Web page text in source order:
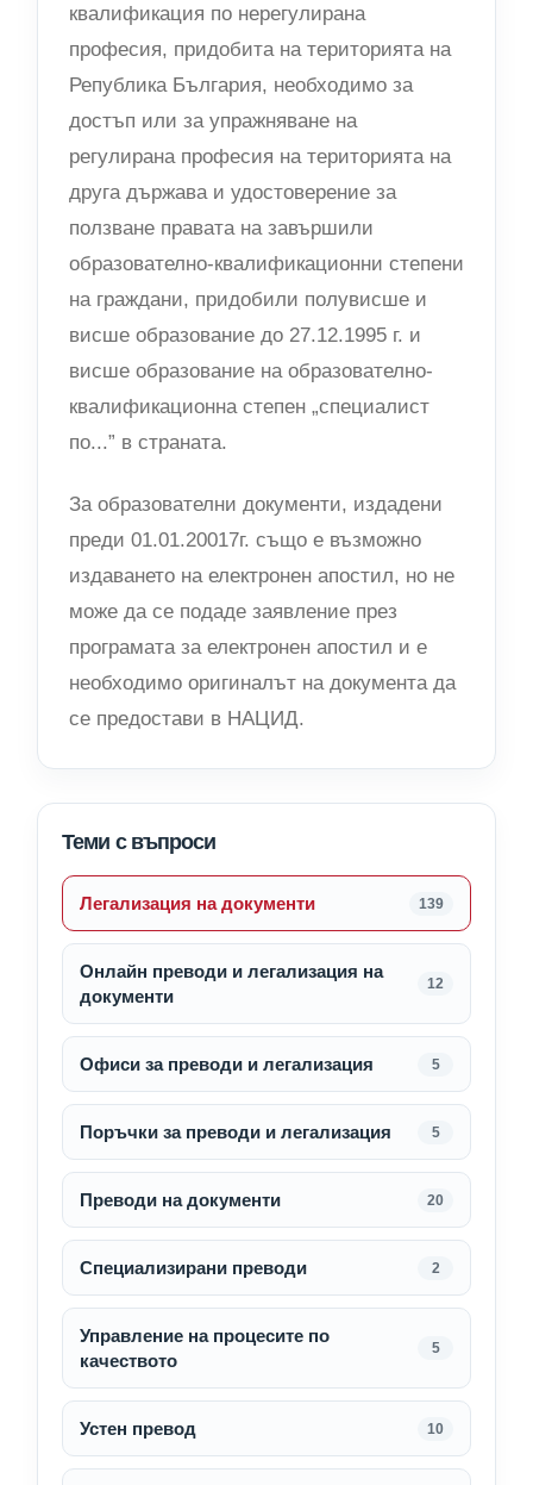
квалификация по нерегулирана
професия, придобита на територията на
Република България, необходимо за
достъп или за упражняване на
регулирана професия на територията на
друга държава и удостоверение за
ползване правата на завършили
образователно-квалификационни степени
на граждани, придобили полувисше и
висше образование до 27.12.1995 г. и
висше образование на образователно-
квалификационна степен „специалист
по...” в страната.
За образователни документи, издадени
преди 01.01.20017г. също е възможно
издаването на електронен апостил, но не
може да се подаде заявление през
програмата за електронен апостил и е
необходимо оригиналът на документа да
се предостави в НАЦИД.
Теми с въпроси
Легализация на документи 139
Онлайн преводи и легализация на
документи
12
Офиси за преводи и легализация 5
Поръчки за преводи и легализация 5
Преводи на документи 20
Специализирани преводи 2
Управление на процесите по
качеството
5
Устен превод 10